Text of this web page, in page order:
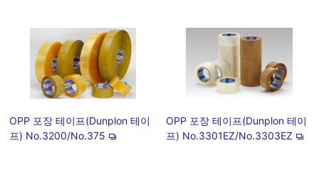
OPP 포장 테이프(Dunplon 테이
프) No.3200/No.375
OPP 포장 테이프(Dunplon 테이
프) No.3301EZ/No.3303EZ